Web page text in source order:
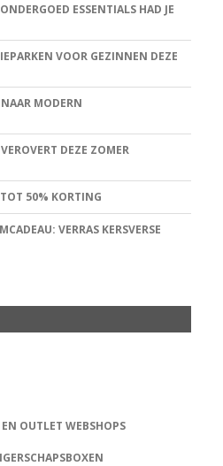
ESSENTIALS HAD JE
VOOR GEZINNEN DEZE
MODERN
DEZE ZOMER
50% KORTING
VERRAS KERSVERSE
OUTLET WEBSHOPS